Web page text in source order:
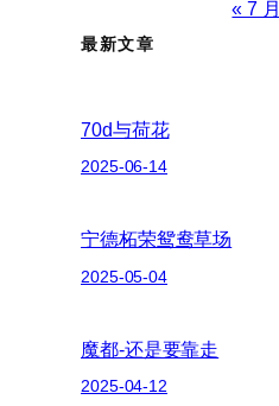
« 7 月
最新文章
70d与荷花
2025-06-14
宁德柘荣鸳鸯草场
2025-05-04
魔都-还是要靠走
2025-04-12